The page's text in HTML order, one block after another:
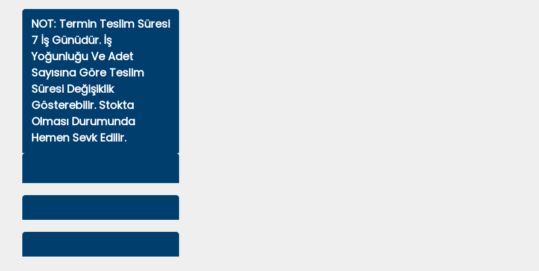
NOT: Termin Teslim Süresi
7 İş Günüdür. İş
Yoğunluğu Ve Adet
Sayısına Göre Teslim
Süresi Değişiklik
Gösterebilir. Stokta
Olması Durumunda
Hemen Sevk Edilir.